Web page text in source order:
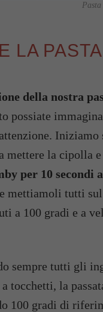
LA
della nostra
possiate
Iniziamo
mettere la cipolla
per 10 secondi
mettiamoli tutti
a 100 gradi e a
sempre tutti gli
tocchetti, la
100 gradi di